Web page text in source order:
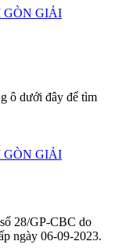
GÒN GIẢI
ô dưới đây để tìm
GÒN GIẢI
28/GP-CBC do
ngày 06-09-2023.